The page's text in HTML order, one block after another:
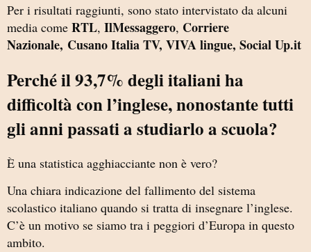
Per i risultati raggiunti, sono stato intervistato da alcuni
media come RTL, IlMessaggero, Corriere
Nazionale, Cusano Italia TV, VIVA lingue, Social Up.it
Perché il 93,7% degli italiani ha
difficoltà con l’inglese, nonostante tutti
gli anni passati a studiarlo a scuola?
È una statistica agghiacciante non è vero?
Una chiara indicazione del fallimento del sistema
scolastico italiano quando si tratta di insegnare l’inglese.
C’è un motivo se siamo tra i peggiori d’Europa in questo
ambito.